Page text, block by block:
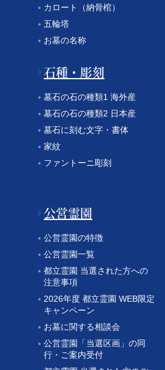
カロート（納骨棺）
五輪塔
お墓の名称
石種・彫刻
墓石の石の種類1 海外産
墓石の石の種類2 日本産
墓石に刻む文字・書体
家紋
ファントーニ彫刻
公営霊園
公営霊園の特徴
公営霊園一覧
都立霊園 当選された方への
注意事項
2026年度 都立霊園 WEB限定
キャンペーン
お墓に関する相談会
公営霊園「当選区画」の同
行・ご案内受付